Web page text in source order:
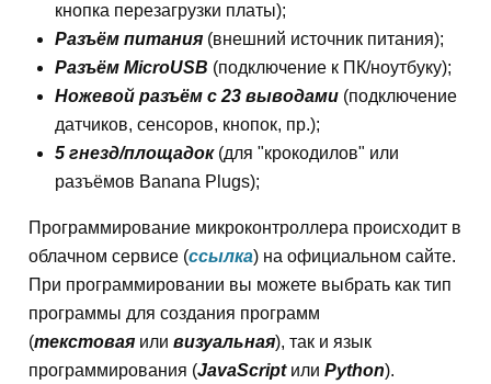
кнопка перезагрузки платы);
Разъём питания (внешний источник питания);
Разъём MicroUSB (подключение к ПК/ноутбуку);
Ножевой разъём с 23 выводами (подключение
датчиков, сенсоров, кнопок, пр.);
5 гнезд/площадок(для "крокодилов" или
разъёмов Banana Plugs);
Программирование микроконтроллера происходит в
облачном сервисе (ссылка) на официальном сайте.
При программировании вы можете выбрать как тип
программы для создания программ
(текстовая или визуальная), так и язык
программирования (JavaScript или Python).